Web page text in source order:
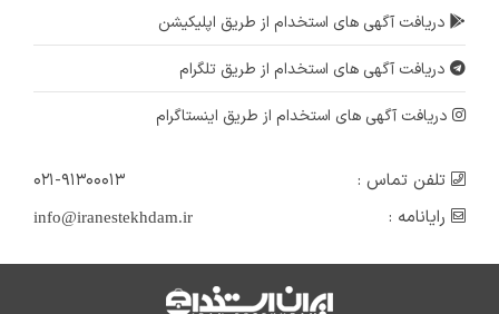
دریافت آگهی های استخدام از طریق اپلیکیشن
دریافت آگهی های استخدام از طریق تلگرام
دریافت آگهی های استخدام از طریق اینستاگرام
تلفن تماس :
۰۲۱-۹۱۳۰۰۰۱۳
رایانامه :
info@iranestekhdam.ir